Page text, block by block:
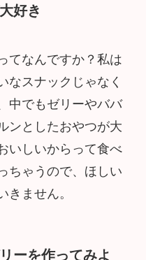
好き
てなんですか？私は
なスナックじゃなく
中でもゼリーやババ
ンとしたおやつが大
いしいからって食べ
ちゃうので、ほしい
きません。
ーを作ってみよ